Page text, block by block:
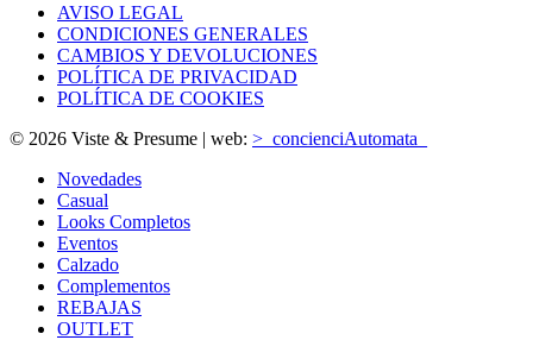
AVISO LEGAL
CONDICIONES GENERALES
CAMBIOS Y DEVOLUCIONES
POLÍTICA DE PRIVACIDAD
POLÍTICA DE COOKIES
© 2026 Viste & Presume | web: >_concienciAutomata_
Novedades
Casual
Looks Completos
Eventos
Calzado
Complementos
REBAJAS
OUTLET